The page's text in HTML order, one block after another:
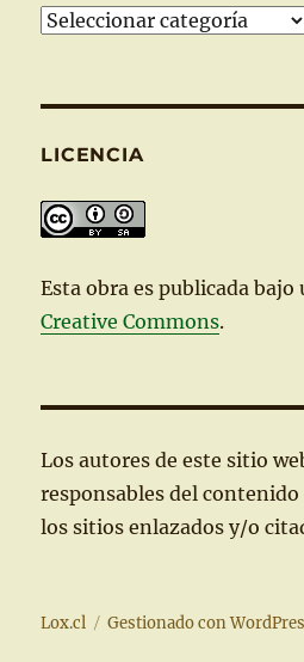
Categorías
LICENCIA
Estaobra es publicada bajo
Creative Commons.
Los autores de este sitio
responsables del
los sitios enlazados y/o
Lox.cl Gestionado con